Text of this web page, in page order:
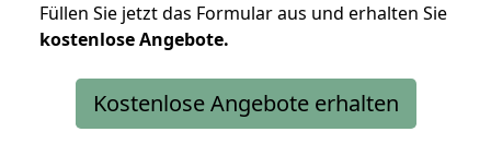
Füllen Sie jetzt das Formular aus und erhalten Sie
kostenloseAngebote.
Kostenlose Angebote erhalten